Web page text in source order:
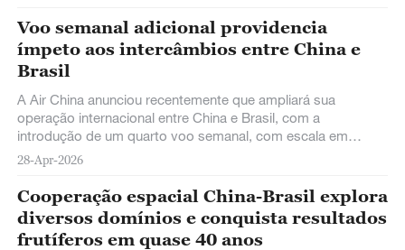
Voo semanal adicional providencia
ímpeto aos intercâmbios entre China e
Brasil
A Air China anunciou recentemente que ampliará sua
operação internacional entre China e Brasil, com a
introdução de um quarto voo semanal, com escala em
Madrid, Espanha. O novo voo entrará em serviço
oficialmente a partir de 8 de julho e durará até 24 de outubro
no momento.
28-Apr-2026
Cooperação espacial China-Brasil explora
diversos domínios e conquista resultados
frutíferos em quase 40 anos